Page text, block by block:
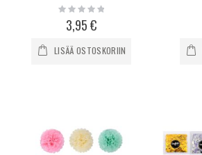
Rating:
0%3,95 €
LISÄÄ OSTOSKORIIN